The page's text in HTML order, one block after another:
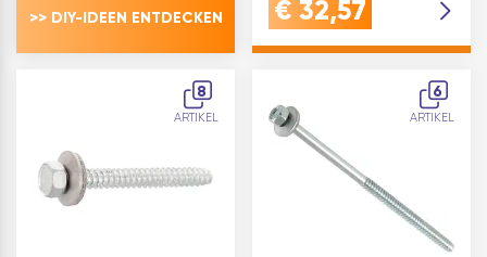
>> DIY-IDEEN ENTDECKEN
aufmontierter
EPDM-Dichtungen.Für
die Verschraubun…
€ 32,57
8
ARTIKEL
6
ARTIKEL